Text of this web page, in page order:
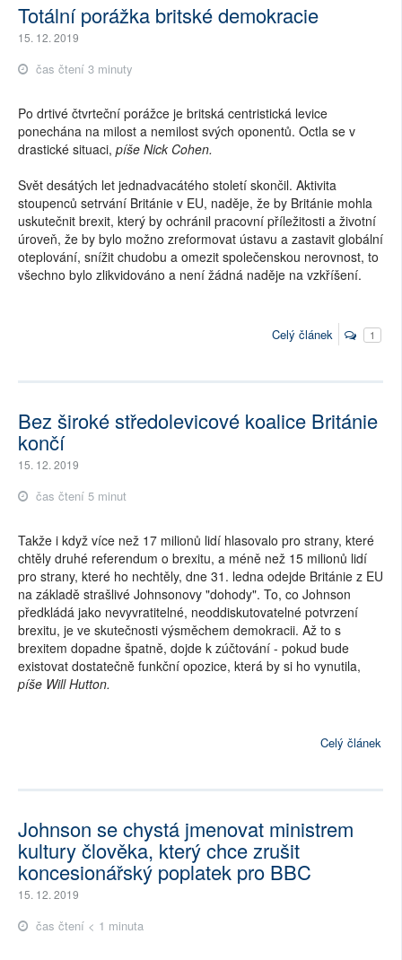
Totální porážka britské demokracie
15. 12. 2019
čas čtení 3 minuty
Po drtivé čtvrteční porážce je britská centristická levice
ponechána na milost a nemilost svých oponentů. Octla se v
drastické situaci, píše Nick Cohen.
Svět desátých let jednadvacátého století skončil. Aktivita
stoupenců setrvání Británie v EU, naděje, že by Británie mohla
uskutečnit brexit, který by ochránil pracovní příležitosti a životní
úroveň, že by bylo možno zreformovat ústavu a zastavit globální
oteplování, snížit chudobu a omezit společenskou nerovnost, to
všechno bylo zlikvidováno a není žádná naděje na vzkříšení.
Celý článek 1
Bez široké středolevicové koalice Británie
končí
15. 12. 2019
čas čtení 5 minut
Takže i když více než 17 milionů lidí hlasovalo pro strany, které
chtěly druhé referendum o brexitu, a méně než 15 milionů lidí
pro strany, které ho nechtěly, dne 31. ledna odejde Británie z EU
na základě strašlivé Johnsonovy "dohody". To, co Johnson
předkládá jako nevyvratitelné, neoddiskutovatelné potvrzení
brexitu, je ve skutečnosti výsměchem demokracii. Až to s
brexitem dopadne špatně, dojde k zúčtování - pokud bude
existovat dostatečně funkční opozice, která by si ho vynutila,
píše Will Hutton.
Celý článek
Johnson se chystá jmenovat ministrem
kultury člověka, který chce zrušit
koncesionářský poplatek pro BBC
15. 12. 2019
čas čtení < 1 minuta